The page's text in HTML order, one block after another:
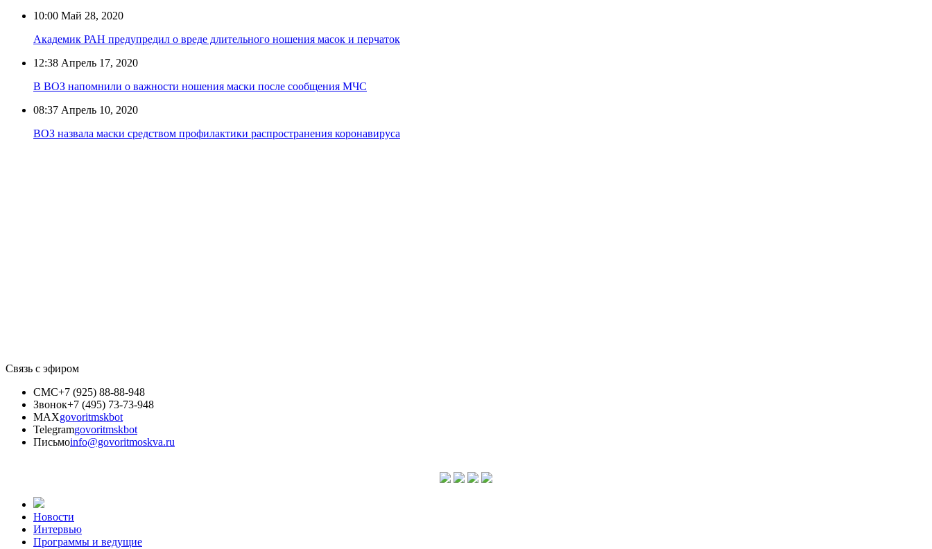
10:00 Май 28, 2020
Академик РАН предупредил о вреде длительного ношения масок и перчаток
12:38 Апрель 17, 2020
В ВОЗ напомнили о важности ношения маски после сообщения МЧС
08:37 Апрель 10, 2020
ВОЗ назвала маски средством профилактики распространения коронавируса
Связь с эфиром
СМС+7 (925) 88-88-948
Звонок+7 (495) 73-73-948
MAXgovoritmskbot
Telegramgovoritmskbot
Письмоinfo@govoritmoskva.ru
Новости
Интервью
Программы и ведущие